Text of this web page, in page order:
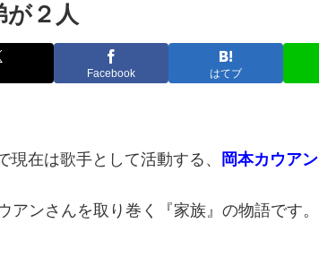
が２人
Facebook はてブ
現在は歌手として活動する、 岡本カウアン
アンさんを取り巻く『家族』の物語です。